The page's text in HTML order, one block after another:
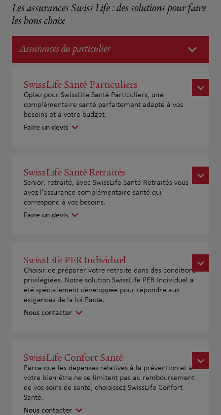
Les assurances Swiss Life : des solutions pour faire
les bons choix
Assurances du particulier
SwissLife Santé Particuliers
Optez pour SwissLife Santé Particuliers, une
complémentaire santé parfaitement adapté à vos
besoins et à votre budget.
Faire un devis
SwissLife Santé Retraités
Senior, retraité, avec SwissLife Santé Retraités vous
avez l'assurance complémentaire santé qui
correspond à vos besoins.
Faire un devis
SwissLife PER Individuel
Choisir de préparer votre retraite dans des conditions
privilégiées. Notre solution SwissLife PER Individuel a
été spécialement développée pour répondre aux
exigences de la loi Pacte.
Nous contacter
SwissLife Confort Santé
Parce que les dépenses relatives à la prévention et à
votre bien-être ne se limitent pas au remboursement
de vos soins de santé, choisissez SwissLife Confort
Santé.
Nous contacter